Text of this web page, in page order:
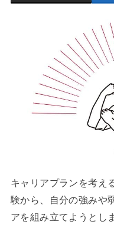
キャリアプランを考え
験から、自分の強みや
アを組み立てようとし